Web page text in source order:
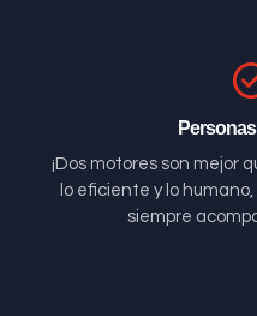
¡Dos motores son mejor
lo eficiente y lo
siempre